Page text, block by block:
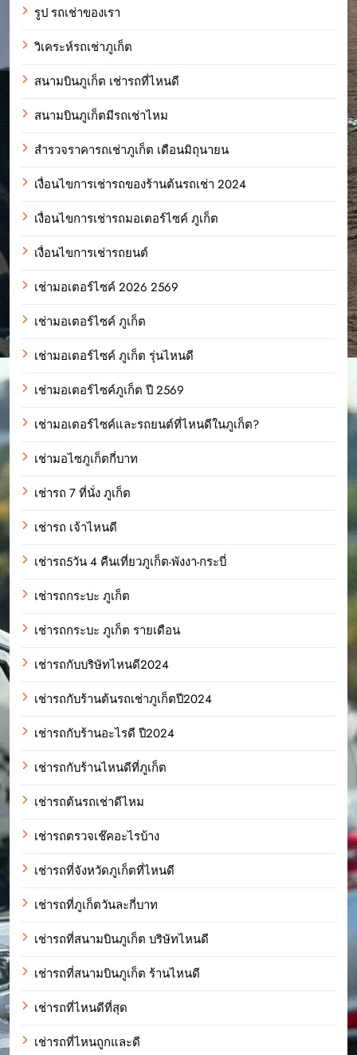
รูป รถเช่าของเรา
วิเคระห์รถเช่าภูเก็ต
สนามบินภูเก็ต เช่ารถที่ไหนดี
สนามบินภูเก็ตมีรถเช่าไหม
สำรวจราคารถเช่าภูเก็ต เดือนมิถุนายน
เงื่อนไขการเช่ารถของร้านต้นรถเช่า 2024
เงื่อนไขการเช่ารถมอเตอร์ไซค์ ภูเก็ต
เงื่อนไขการเช่ารถยนต์
เช่ามอเตอร์ไซค์ 2026 2569
เช่ามอเตอร์ไซค์ ภูเก็ต
เช่ามอเตอร์ไซค์ ภูเก็ต รุ่นไหนดี
เช่ามอเตอร์ไซค์ภูเก็ต ปี 2569
เช่ามอเตอร์ไซค์และรถยนต์ที่ไหนดีในภูเก็ต?
เช่ามอไซภูเก็ตกี่บาท
เช่ารถ 7 ที่นั่ง ภูเก็ต
เช่ารถ เจ้าไหนดี
เช่ารถ5วัน 4 คืนเที่ยวภูเก็ต-พังงา-กระบี่
เช่ารถกระบะ ภูเก็ต
เช่ารถกระบะ ภูเก็ต รายเดือน
เช่ารถกับบริษัทไหนดี2024
เช่ารถกับร้านต้นรถเช่าภูเก็ตปี2024
เช่ารถกับร้านอะไรดี ปี2024
เช่ารถกับร้านไหนดีที่ภูเก็ต
เช่ารถต้นรถเช่าดีไหม
เช่ารถตรวจเช๊คอะไรบ้าง
เช่ารถที่จังหวัดภูเก็ตที่ไหนดี
เช่ารถที่ภูเก็ตวันละกี่บาท
เช่ารถที่สนามบินภูเก็ต บริษัทไหนดี
เช่ารถที่สนามบินภูเก็ต ร้านไหนดี
เช่ารถที่ไหนดีที่สุด
เช่ารถที่ไหนถูกและดี